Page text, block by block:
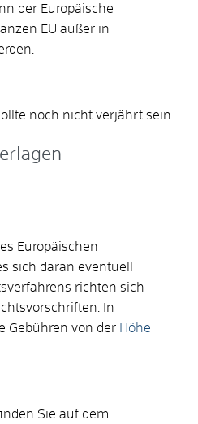
der Europäische
EU außer in
noch nicht verjährt sein.
Europäischen
sich daran eventuell
richten sich
In
Gebühren von der Höhe
Sie auf dem